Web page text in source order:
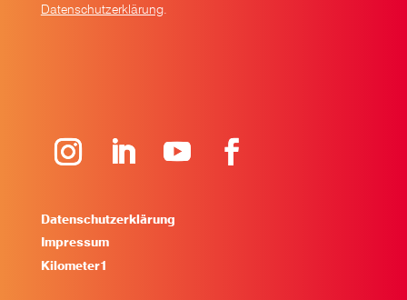
Datenschutzerklärung.
Datenschutzerklärung
Impressum
Kilometer1